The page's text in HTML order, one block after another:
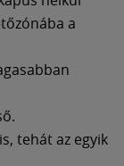
a
tehát az egyik